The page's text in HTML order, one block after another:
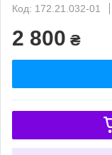
Код: 172.21.032-01
2 800 ₴